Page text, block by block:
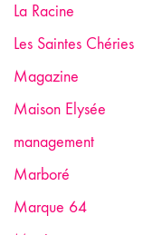
La Racine
Les Saintes Chéries
Magazine
Maison Elysée
management
Marboré
Marque 64